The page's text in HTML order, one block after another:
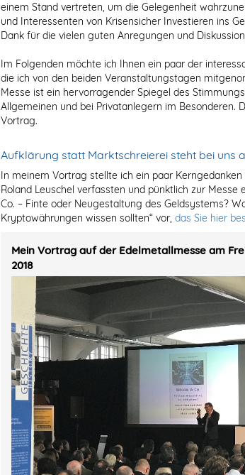
einem Stand vertreten, um die Gelegenheit
und Interessenten von Krisensicher Investieren ins
Dank für die vielen guten Anregungen und
Im Folgenden möchte ich Ihnen ein paar der
die ich von den beiden Veranstaltungstagen
Messe ist ein hervorragender Spiegel des
Allgemeinen und bei Privatanlegern im Besonderen.
Vortrag.
Aufklärung statt Marktschreierei steht bei uns
In meinem Vortrag stellte ich ein paar
Roland Leuschel verfassten und pünktlich zur Messe
Co. – Finte oder Neugestaltung des Geldsystems?
Kryptowährungen wissen sollten“ vor, das Sie hier
Mein Vortrag auf der Edelmetallmesse am
2018